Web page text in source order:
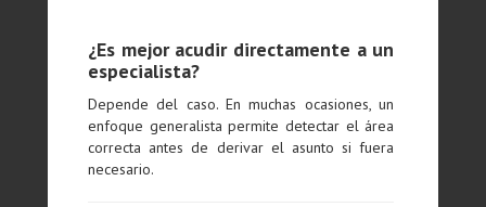
¿Es mejor acudir directamente a un
especialista?
Depende del caso. En muchas ocasiones, un
enfoque generalista permite detectar el área
correcta antes de derivar el asunto si fuera
necesario.